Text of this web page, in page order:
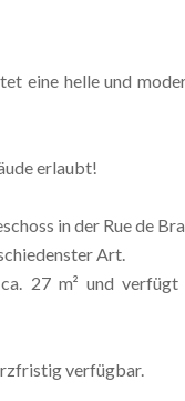
eine helle und
erlaubt!
in der Rue de
Art.
27 m² und
verfügbar.